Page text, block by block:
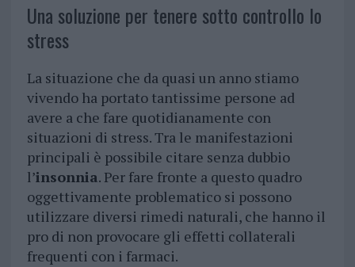
Una soluzione per tenere sotto controllo lo
stress
La situazione che da quasi un anno stiamo
vivendo ha portato tantissime persone ad
avere a che fare quotidianamente con
situazioni di stress. Tra le manifestazioni
principali è possibile citare senza dubbio
l’insonnia. Per fare fronte a questo quadro
oggettivamente problematico si possono
utilizzare diversi rimedi naturali, che hanno il
pro di non provocare gli effetti collaterali
frequenti con i farmaci.